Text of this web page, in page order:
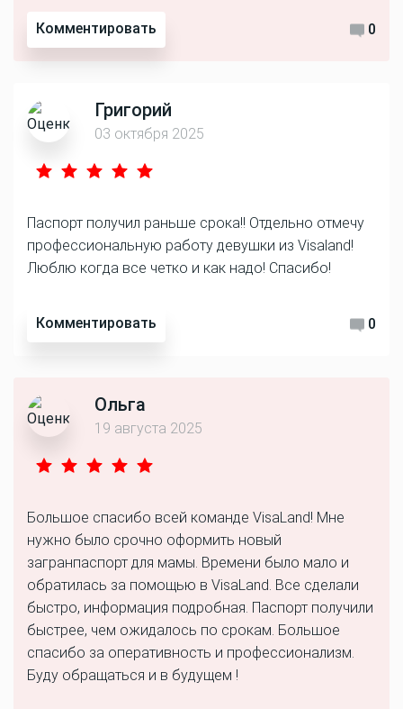
Комментировать 0
Григорий
03 октября 2025
Паспорт получил раньше срока!! Отдельно отмечу
профессиональную работу девушки из Visaland!
Люблю когда все четко и как надо! Спасибо!
Комментировать 0
Ольга
19 августа 2025
Большое спасибо всей команде VisaLand! Мне
нужно было срочно оформить новый
загранпаспорт для мамы. Времени было мало и
обратилась за помощью в VisaLand. Все сделали
быстро, информация подробная. Паспорт получили
быстрее, чем ожидалось по срокам. Большое
спасибо за оперативность и профессионализм.
Буду обращаться и в будущем !